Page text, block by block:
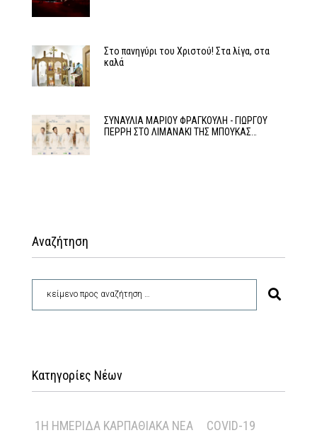
Στο πανηγύρι του Χριστού! Στα λίγα, στα
καλά
ΣΥΝΑΥΛΙΑ ΜΑΡΙΟΥ ΦΡΑΓΚΟΥΛΗ - ΓΙΩΡΓΟΥ
ΠΕΡΡΗ ΣΤΟ ΛΙΜΑΝΑΚΙ ΤΗΣ ΜΠΟΥΚΑΣ…
Αναζήτηση
Κατηγορίες Νέων
1Η ΗΜΕΡΊΔΑ ΚΑΡΠΑΘΙΑΚΆ ΝΈΑ
COVID-19